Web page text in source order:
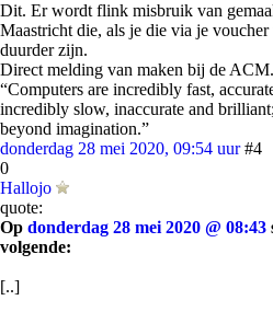
Dit. Er wordt flink misbruik van
Maastricht die, als je die via je
duurder zijn.
Direct melding van maken bij de ACM.
“Computers are incredibly fast,
incredibly slow, inaccurate and
beyond imagination.”
donderdag 28 mei 2020, 09:54 uur #4
0
Hallojo
quote:
Op donderdag 28 mei 2020 @ 08:43
volgende:
[..]